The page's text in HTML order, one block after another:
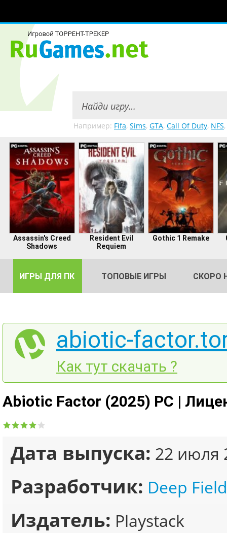
Например: Fifa, Sims, GTA, Call Of Duty, NFS,
Assassin's Creed
Shadows
Resident Evil
Requiem
Gothic 1 Remake
ИГРЫ ДЛЯ ПК ТОПОВЫЕ ИГРЫ СКОРО
abiotic-
Как тут скачать ?
Abiotic Factor (2025) PC |
Дата выпуска: 22 июля
Разработчик: Deep
Издатель: Playstack